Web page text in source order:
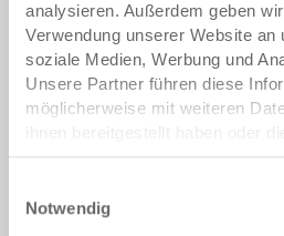
analysieren. Außerdem geben
Verwendung unserer Website an
soziale Medien, Werbung und
Unsere Partner führen diese
möglicherweise mit weiteren
Nutzung der Dienste gesammelt
Notwendig
Artikeldaten
Bestellnummer
40-4213.5290.0101
Farbe: